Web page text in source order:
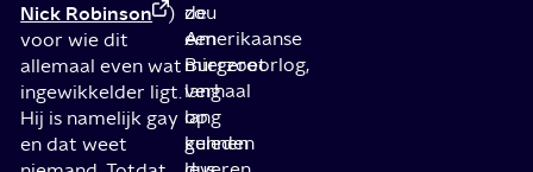
Nick Robinson
)
voor wie dit
allemaal even wat
ingewikkelder ligt.
Hij is namelijk gay
en dat weet
zou
een
mierzoet
verhaal
op
kunnen
de
Amerikaanse
Burgeroorlog,
lang
lang
geleden